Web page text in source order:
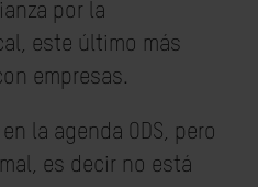
por la
este último más
empresas.
la agenda ODS, pero
es decir no está